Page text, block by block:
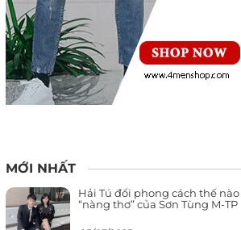
MỚI NHẤT
Hải Tú đổi phong cách thế
“nàng thơ” của Sơn Tùng M-TP